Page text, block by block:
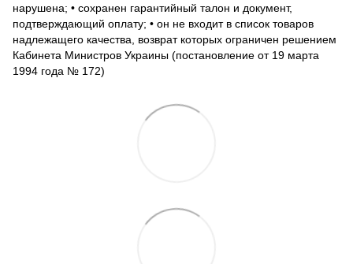
нарушена; • сохранен гарантийный талон и документ,
подтверждающий оплату; • он не входит в список товаров
надлежащего качества, возврат которых ограничен решением
Кабинета Министров Украины (постановление от 19 марта
1994 года № 172)